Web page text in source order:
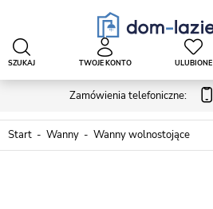
Zamówienia telefoniczne:
SZUKAJ TWOJE KONTO ULUBIONE
Start Wanny Wanny wolnostojące